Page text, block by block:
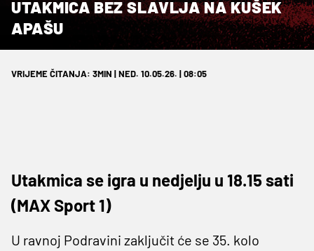
UTAKMICA BEZ SLAVLJA NA KUŠEK
APAŠU
VRIJEME ČITANJA: 3MIN | NED. 10.05.26. | 08:05
Utakmica se igra u nedjelju u 18.15 sati
(MAX Sport 1)
U ravnoj Podravini zaključit će se 35. kolo